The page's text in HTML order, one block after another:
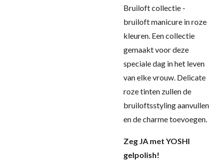
Bruiloft collectie -
bruiloft manicure in roze
kleuren. Een collectie
gemaakt voor deze
speciale dag in het leven
van elke vrouw. Delicate
roze tinten zullen de
bruiloftsstyling aanvullen
en de charme toevoegen.
Zeg JA met YOSHI
gelpolish!